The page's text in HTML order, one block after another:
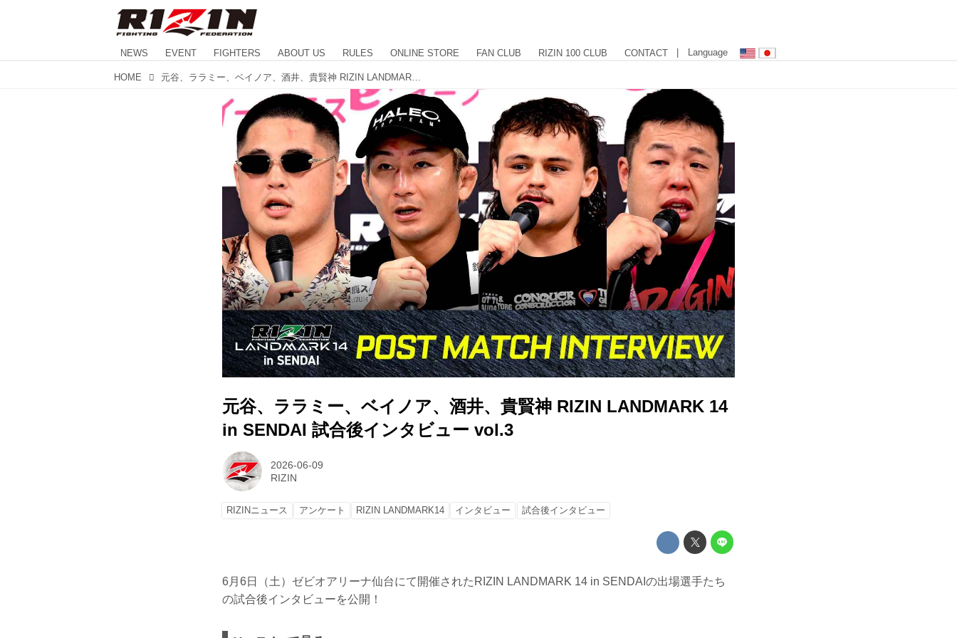
NEWS EVENT FIGHTERS ABOUT US RULES ONLINE STORE FAN CLUB RIZIN 100 CLUB CONTACT | Language
HOME
元谷、ララミー、ベイノア、酒井、貴賢神 RIZIN LANDMARK 14
in SENDAI 試合後インタビュー vol.3
2026-06-09
RIZIN
RIZINニュース アンケート RIZIN LANDMARK14 インタビュー 試合後インタビュー
6月6日（土）ゼビオアリーナ仙台にて開催されたRIZIN LANDMARK 14 in SENDAIの出場選手たち
の試合後インタビューを公開！